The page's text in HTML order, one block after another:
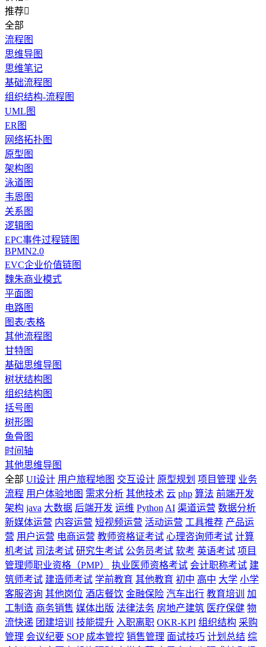
推荐
全部
流程图
思维导图
思维笔记
基础流程图
组织结构-流程图
UML图
ER图
网络拓扑图
原型图
架构图
泳道图
韦恩图
关系图
逻辑图
EPC事件过程链图
BPMN2.0
EVC企业价值链图
魏朱商业模式
平面图
电路图
图表/表格
其他流程图
甘特图
基础思维导图
树状结构图
组织结构图
括号图
树形图
鱼骨图
时间轴
其他思维导图
全部 UI设计 用户旅程地图 交互设计 原型规划 项目管理 业务
流程 用户体验地图 需求分析 其他技术 云 php 算法 前端开发
架构 java 大数据 后端开发 运维 Python AI 渠道运营 数据分析
新媒体运营 内容运营 短视频运营 活动运营 工具推荐 产品运
营 用户运营 电商运营 教师资格证考试 心理咨询师考试 计算
机考试 司法考试 研究生考试 公务员考试 软考 英语考试 项目
管理师职业资格（PMP）
执业医师资格考试 会计职称考试 建
筑师考试 建造师考试 学前教育 其他教育 初中 高中 大学 小学
客服咨询 其他岗位 酒店餐饮 金融保险 汽车出行 教育培训
加
工制造 商务销售 媒体出版 法律法务 房地产建筑 医疗保健 物
流快递 团建培训 技能提升 入职离职 OKR-KPI 组织结构 采购
管理 会议纪要 SOP 成本管控 销售管理 面试技巧 计划总结 综